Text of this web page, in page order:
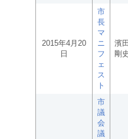
2015年4月20
日
市
長
マ
ニ
フ
ェ
ス
ト
濱田
剛史
市
議
会
議